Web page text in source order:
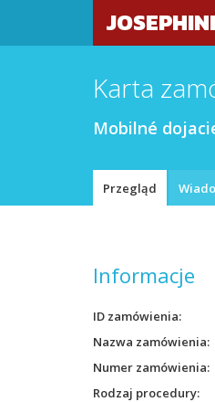
Karta
Mobilné
Przegląd
Informacje
ID zamówienia
Nazwa zamówienia
Numer zamówienia
Rodzaj procedury